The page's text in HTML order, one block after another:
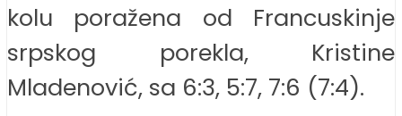
kolu poražena od Francuskinje
srpskog porekla, Kristine
Mladenović, sa 6:3, 5:7, 7:6 (7:4).